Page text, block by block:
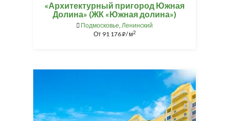
«Архитектурный пригород Южная
Долина» (ЖК «Южная долина»)
Подмосковье, Ленинский
От 91 176⃏/ м2